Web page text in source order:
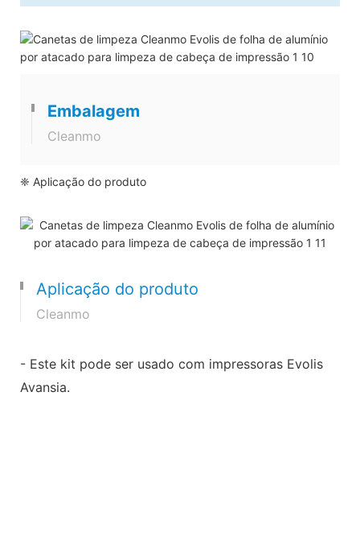
Embalagem
Cleanmo
❈ Aplicação do produto
Aplicação do produto
Cleanmo
- Este kit pode ser usado com impressoras Evolis
Avansia.